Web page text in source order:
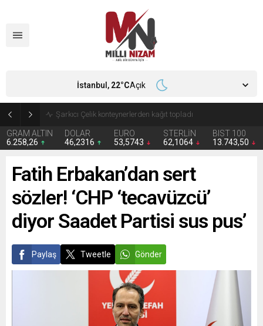
İran 2 ülkeyi birden vurdu
GRAM ALTIN
6.258,26
DOLAR
46,2316
EURO
53,5743
STERLİN
62,1064
BIST 100
13.743,50
İstanbul, 22°CAçık
Fatih Erbakan’dan sert
sözler! ‘CHP ‘tecavüzcü’
diyor Saadet Partisi sus pus’
Paylaş Tweetle Gönder